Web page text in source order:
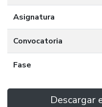
Asignatura
Convocatoria
Fase
Descargar